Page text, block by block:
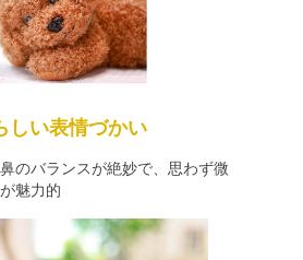
しい表情づかい
のバランスが絶妙で、思わず微
魅力的